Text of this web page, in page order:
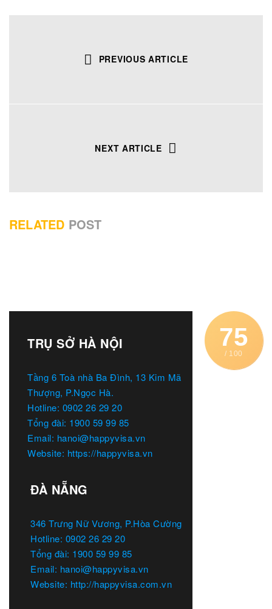
PREVIOUS ARTICLE
NEXT ARTICLE
RELATED POST
75
/ 100
TRỤ SỞ HÀ NỘI
Tầng 6 Toà nhà Ba Đình, 13 Kim Mã
Thượng, P.Ngọc Hà.
Hotline: 0902 26 29 20
Tổng đài: 1900 59 99 85
Email: hanoi@happyvisa.vn
Website: https://happyvisa.vn
ĐÀ NẴNG
346 Trưng Nữ Vương, P.Hòa Cường
Hotline: 0902 26 29 20
Tổng đài: 1900 59 99 85
Email: hanoi@happyvisa.vn
Website: http://happyvisa.com.vn